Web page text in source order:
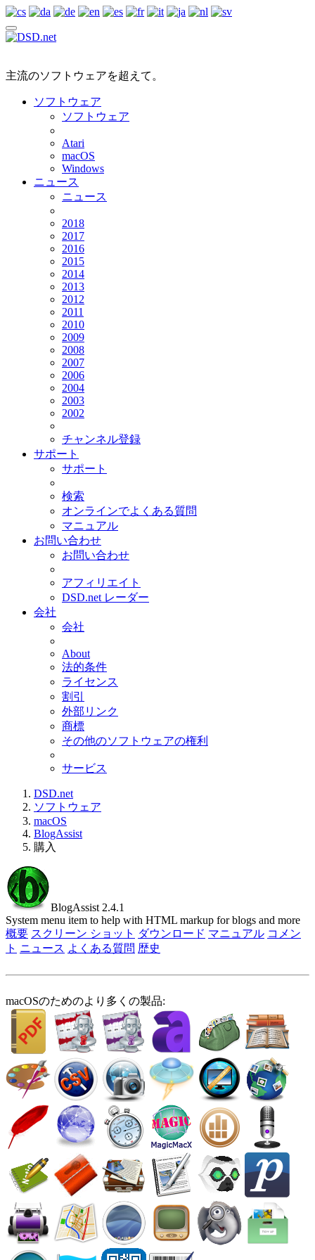
主流のソフトウェアを超えて。
ソフトウェア
ソフトウェア
Atari
macOS
Windows
ニュース
ニュース
2018
2017
2016
2015
2014
2013
2012
2011
2010
2009
2008
2007
2006
2004
2003
2002
チャンネル登録
サポート
サポート
検索
オンラインでよくある質問
マニュアル
お問い合わせ
お問い合わせ
アフィリエイト
DSD.net レーダー
会社
会社
About
法的条件
ライセンス
割引
外部リンク
商標
その他のソフトウェアの権利
サービス
DSD.net
ソフトウェア
macOS
BlogAssist
購入
BlogAssist 2.4.1
System menu item to help with HTML markup for blogs and more
概要 スクリーン ショット ダウンロード マニュアル コメン
ト ニュース よくある質問 歴史
macOSのためのより多くの製品: